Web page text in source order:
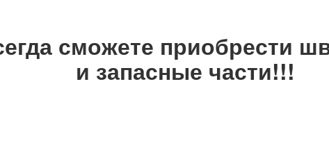
сможете приобрести
и запасные части!!!